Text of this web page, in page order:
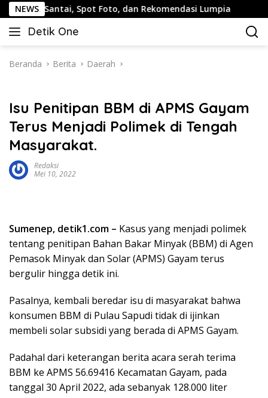
Langsung
ke
konten
NEWS
Spot Foto, dan Rekomendasi Lumpia Panduan
Detik One
Tajam
Fakta
Beranda Berita Daerah
Isu Penitipan BBM di APMS Gayam
Terus Menjadi Polimek di Tengah
Masyarakat.
Redaksi
Mei 10, 2022
Sumenep, detik1.com – Kasus yang menjadi polimek
tentang penitipan Bahan Bakar Minyak (BBM) di Agen
Pemasok Minyak dan Solar (APMS) Gayam terus
bergulir hingga detik ini.
Pasalnya, kembali beredar isu di masyarakat bahwa
konsumen BBM di Pulau Sapudi tidak di ijinkan
membeli solar subsidi yang berada di APMS Gayam.
Padahal dari keterangan berita acara serah terima
BBM ke APMS 56.69416 Kecamatan Gayam, pada
tanggal 30 April 2022, ada sebanyak 128.000 liter